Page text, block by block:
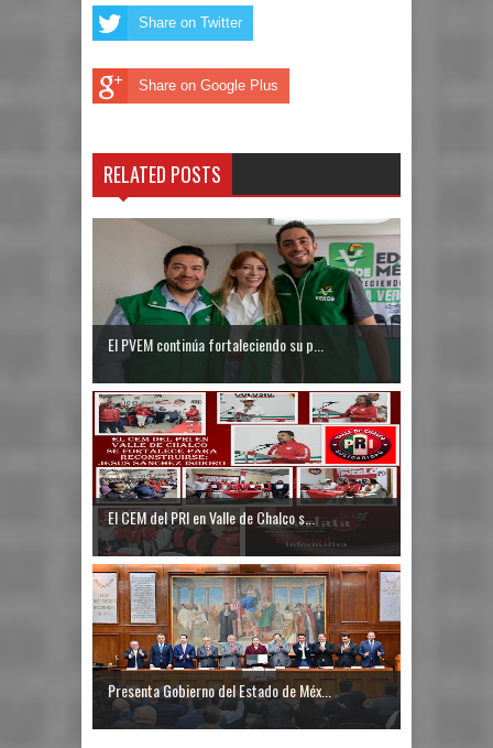
Share on Twitter
Share on Google Plus
RELATED POSTS
El PVEM continúa fortaleciendo su p...
El CEM del PRI en Valle de Chalco s...
Presenta Gobierno del Estado de Méx...